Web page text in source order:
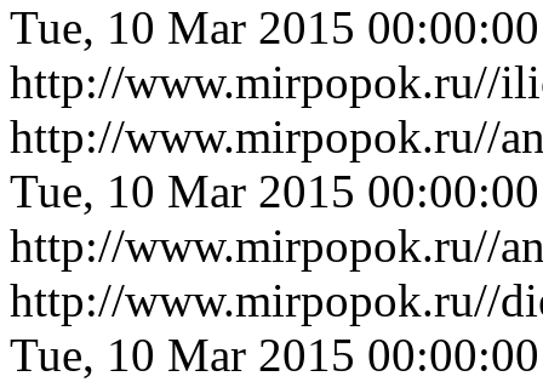
Tue, 10 Mar 2015
http://www.mirpopok.ru//
http://www.mirpopok.ru//
Tue, 10 Mar 2015
http://www.mirpopok.ru//
http://www.mirpopok.ru//
Tue, 10 Mar 2015